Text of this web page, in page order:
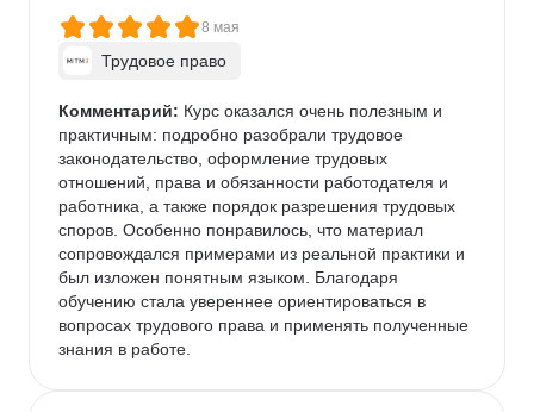
8 мая
Трудовое право
Комментарий: Курс оказался очень полезным и
практичным: подробно разобрали трудовое
законодательство, оформление трудовых
отношений, права и обязанности работодателя и
работника, а также порядок разрешения трудовых
споров. Особенно понравилось, что материал
сопровождался примерами из реальной практики и
был изложен понятным языком. Благодаря
обучению стала увереннее ориентироваться в
вопросах трудового права и применять полученные
знания в работе.